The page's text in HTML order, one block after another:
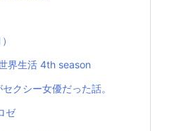
界生活 4th season
クシー女優だった話。
ゼ